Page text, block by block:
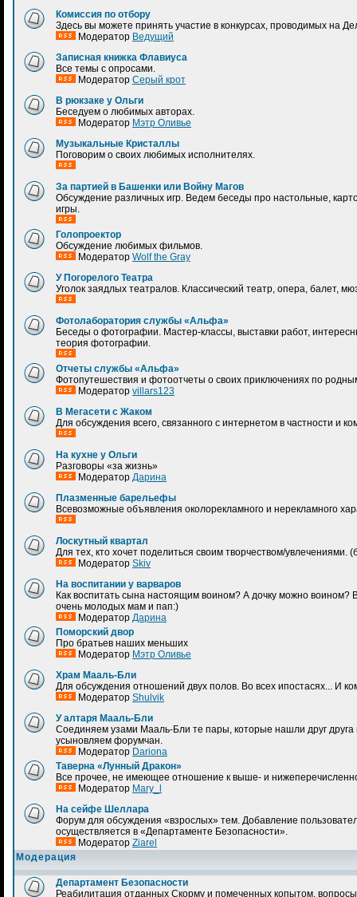
Комиссия по отбору
Здесь вы можете принять участие в конкурсах, проводимых на
Модератор Ведущий
Записная книжка Флавиуса
Все темы с опросами.
Модератор Серый крот
В рюкзаке у Ольги
Беседуем о любимых авторах.
Модератор Мэтр Оливье
Музыкальные Кристаллы
Поговорим о своих любимых исполнителях.
За партией в Башенки или Войну Магов
Обсуждение различных игр. Ведем беседы про настольные,
игры.
Голопроектор
Обсуждение любимых фильмов.
Модератор Wolf the Gray
У Погорелого Театра
Уголок заядлых театралов. Классический театр, опера, балет,
Фотолаборатория службы «Альфа»
Беседы о фотографии. Мастер-классы, выставки работ,
теория фотографии.
Отчеты службы «Альфа»
Фотопутешествия и фотоотчеты о своих приключениях по
Модератор villars123
В Мегасети с Жаком
Для обсуждения всего, связанного с интернетом в частности и
На кухне у Ольги
Разговоры «за жизнь»
Модератор Дарина
Плазменные барельефы
Всевозможные объявления околорекламного и нерекламного
Лоскутный квартал
Для тех, кто хочет поделиться своим творчеством/
Модератор Skiv
На воспитании у варваров
Как воспитать сына настоящим воином? А дочку можно
очень молодых мам и пап:)
Модератор Дарина
Поморский двор
Про братьев наших меньших
Модератор Мэтр Оливье
Храм Мааль-Бли
Для обсуждения отношений двух полов. Во всех ипостасях... И
Модератор Shulvik
У алтаря Мааль-Бли
Соединяем узами Мааль-Бли те пары, которые нашли друг друга
усыновляем форумчан.
Модератор Dariona
Таверна «Лунный Дракон»
Все прочее, не имеющее отношение к выше- и
Модератор Mary_l
На сейфе Шеллара
Форум для обсуждения «взрослых» тем. Добавление
осуществляется в «Департаменте Безопасности».
Модератор Ziarel
Модерация
Департамент Безопасности
Реабилитация отданных Скорму и помеченных копытом,